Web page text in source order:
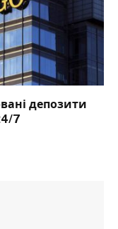
депозити
7